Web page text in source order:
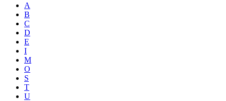
A
B
C
D
E
I
M
O
S
T
U